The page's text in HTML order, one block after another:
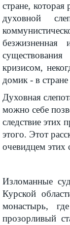
стране,
духовной
безжизненная
кризисом,
домик - в стране
Духовная
можно себе
следствие этих
этого. Этот
очевидцем этих
Изломанные
Курской
монастырь,
прозорливый